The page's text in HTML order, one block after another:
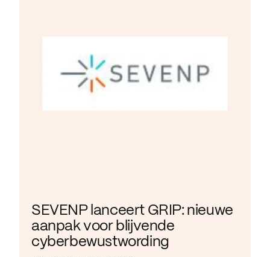
SEVENP lanceert GRIP: nieuwe
aanpak voor blijvende
cyberbewustwording